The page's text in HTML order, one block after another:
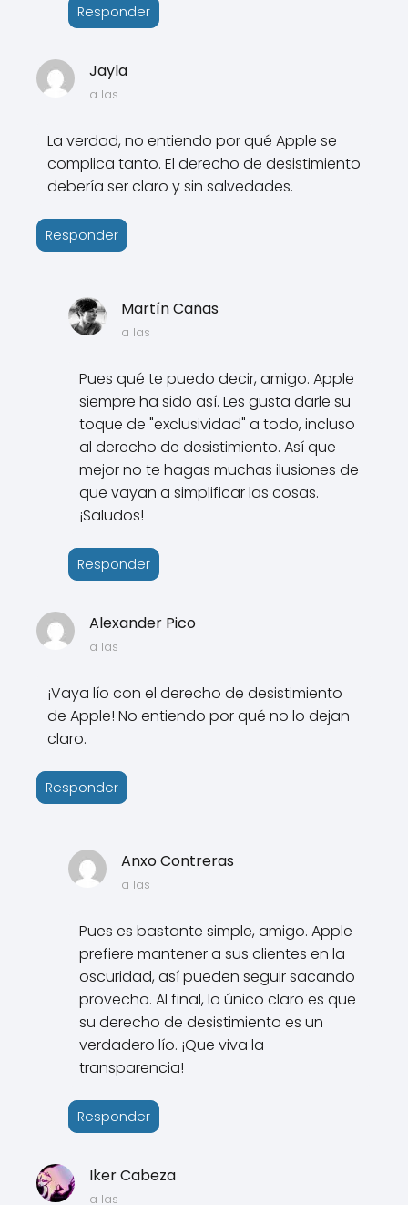
Responder
Jayla
a las
La verdad, no entiendo por qué Apple se
complica tanto. El derecho de desistimiento
debería ser claro y sin salvedades.
Responder
Martín Cañas
a las
Pues qué te puedo decir, amigo. Apple
siempre ha sido así. Les gusta darle su
toque de "exclusividad" a todo, incluso
al derecho de desistimiento. Así que
mejor no te hagas muchas ilusiones de
que vayan a simplificar las cosas.
¡Saludos!
Responder
Alexander Pico
a las
¡Vaya lío con el derecho de desistimiento
de Apple! No entiendo por qué no lo dejan
claro.
Responder
Anxo Contreras
a las
Pues es bastante simple, amigo. Apple
prefiere mantener a sus clientes en la
oscuridad, así pueden seguir sacando
provecho. Al final, lo único claro es que
su derecho de desistimiento es un
verdadero lío. ¡Que viva la
transparencia!
Responder
Iker Cabeza
a las